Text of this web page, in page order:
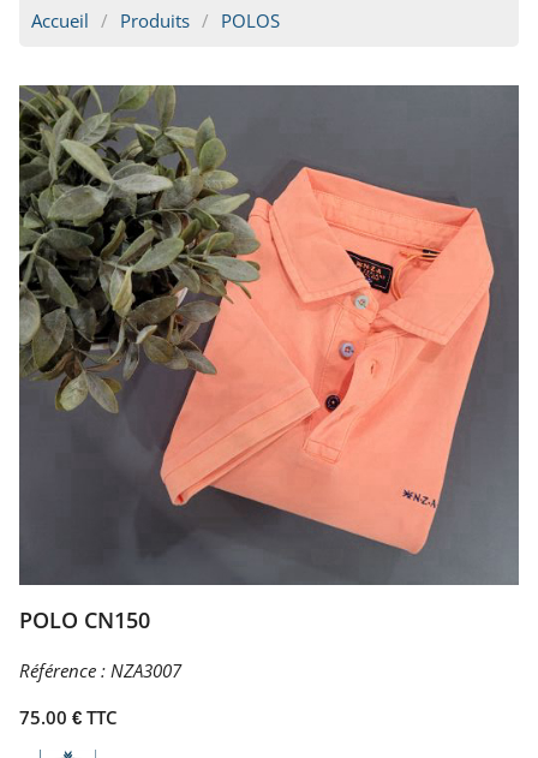
Accueil Produits POLOS
POLO CN150
Référence : NZA3007
75.00 € TTC